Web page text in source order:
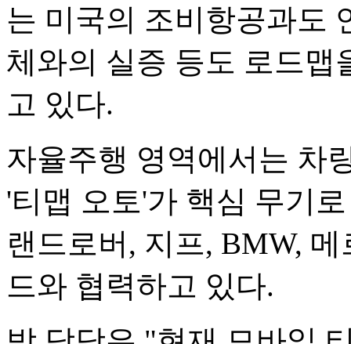
는 미국의 조비항공과도
체와의 실증 등도 로드맵
고 있다.
자율주행 영역에서는 차
'티맵 오토'가 핵심 무기
랜드로버, 지프, BMW,
드와 협력하고 있다.